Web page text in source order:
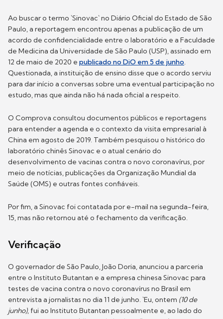
Ao buscar o termo `Sinovac` no Diário Oficial do Estado de São
Paulo, a reportagem encontrou apenas a publicação de um
acordo de confidencialidade entre o laboratório e a Faculdade
de Medicina da Universidade de São Paulo (USP), assinado em
12 de maio de 2020 e publicado no DiO em 5 de junho
Questionada, a instituição de ensino disse que o acordo serviu
para dar início a conversas sobre uma eventual participação no
estudo, mas que ainda não há nada oficial a respeito.
O Comprova consultou documentos públicos e reportagens
para entender a agenda e o contexto da visita empresarial à
China em agosto de 2019. Também pesquisou o histórico do
laboratório chinês Sinovac e o atual cenário do
desenvolvimento de vacinas contra o novo coronavírus, por
meio de notícias, publicações da Organização Mundial da
Saúde (OMS) e outras fontes confiáveis.
Por fim, a Sinovac foi contatada por e-mail na segunda-feira,
15, mas não retornou até o fechamento da verificação.
Verificação
O governador de São Paulo, João Doria, anunciou a parceria
entre o Instituto Butantan e a empresa chinesa Sinovac para
testes de vacina contra o novo coronavírus no Brasil em
entrevista a jornalistas no dia 11 de junho. `Eu, ontem (10 de
junho), fui ao Instituto Butantan pessoalmente e, ao lado do